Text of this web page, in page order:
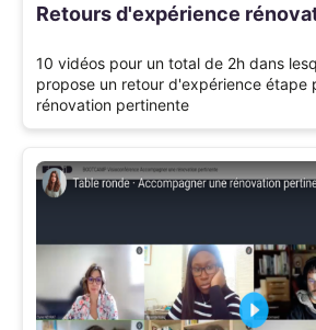
Retours d'expérience
10 vidéos pour un total de 2h dans
propose un retour d'expérience étape
rénovation pertinente